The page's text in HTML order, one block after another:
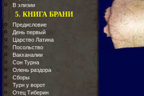
В элизии
5. КНИГА БРАНИ
Предисловие
День первый
Царство Латина
Посольство
Вакханалии
Сон Турна
Олень раздора
Сборы
Турн у ворот
Отец Тиберин